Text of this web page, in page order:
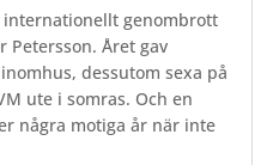
internationellt genombrott
Petersson. Året gav
dessutom sexa på
ute i somras. Och en
några motiga år när inte